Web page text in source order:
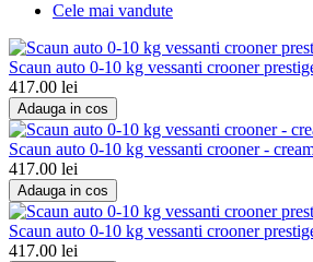
Cele mai vandute
Scaun auto 0-10 kg vessanti crooner
417.00 lei
Adauga in cos
Scaun auto 0-10 kg vessanti crooner -
417.00 lei
Adauga in cos
Scaun auto 0-10 kg vessanti crooner
417.00 lei